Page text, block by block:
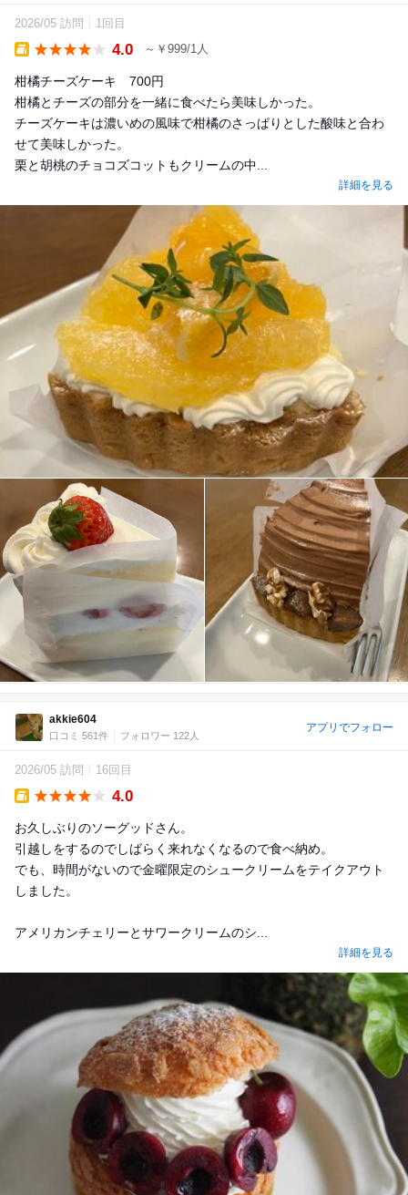
2026/05 訪問 1回目
4.0 ～￥999/1人
柑橘チーズケーキ 700円
柑橘とチーズの部分を一緒に食べたら美味しかった。
チーズケーキは濃いめの風味で柑橘のさっぱりとした酸味と合わ
せて美味しかった。
栗と胡桃のチョコズコットもクリームの中...
詳細を見る
akkie604
口コミ 561件 フォロワー 122人
アプリでフォロー
2026/05 訪問 16回目
4.0
お久しぶりのソーグッドさん。
引越しをするのでしばらく来れなくなるので食べ納め。
でも、時間がないので金曜限定のシュークリームをテイクアウト
しました。
アメリカンチェリーとサワークリームのシ...
詳細を見る